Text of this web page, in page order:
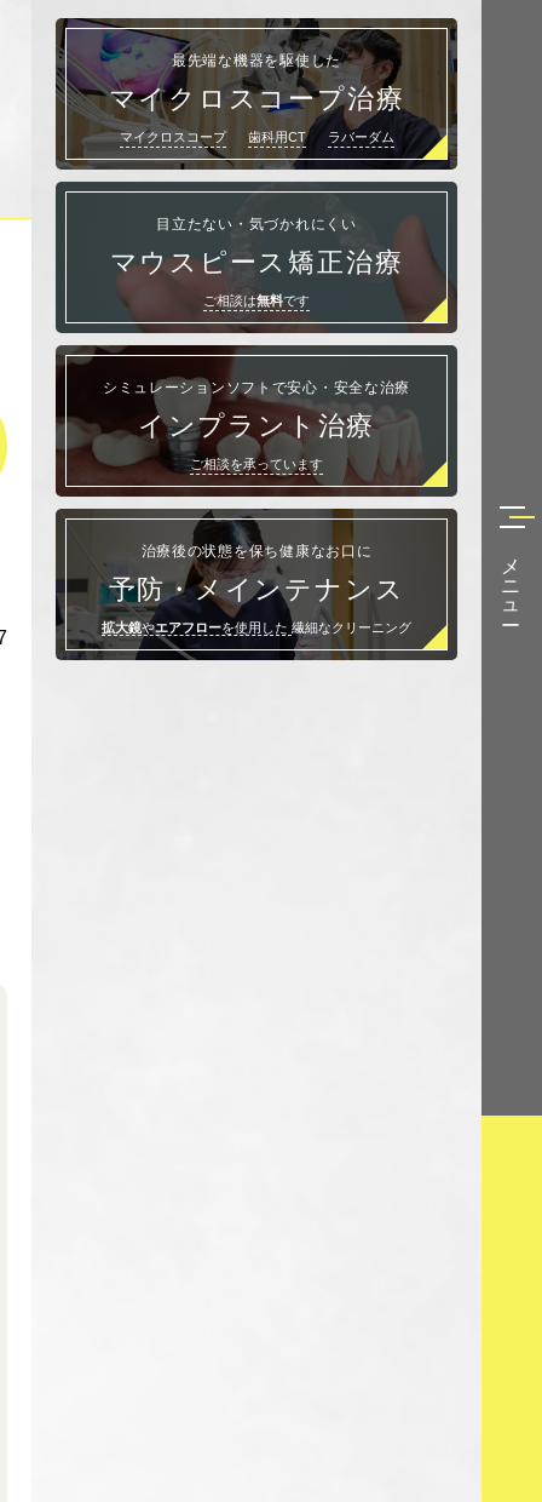
メニュー
最先端な機器を駆使した
マイクロスコープ治療
マイクロスコープ 歯科用CT ラバーダム
目立たない・気づかれにくい
マウスピース矯正治療
ご相談は無料です
シミュレーションソフトで安心・安全な治療
インプラント治療
ご相談を承っています
治療後の状態を保ち健康なお口に
予防・メインテナンス
拡大鏡やエアフローを使用した 繊細なクリーニング